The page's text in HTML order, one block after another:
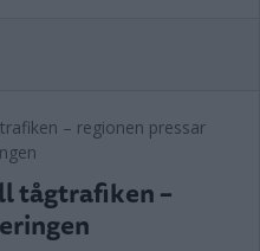
tågtrafiken –